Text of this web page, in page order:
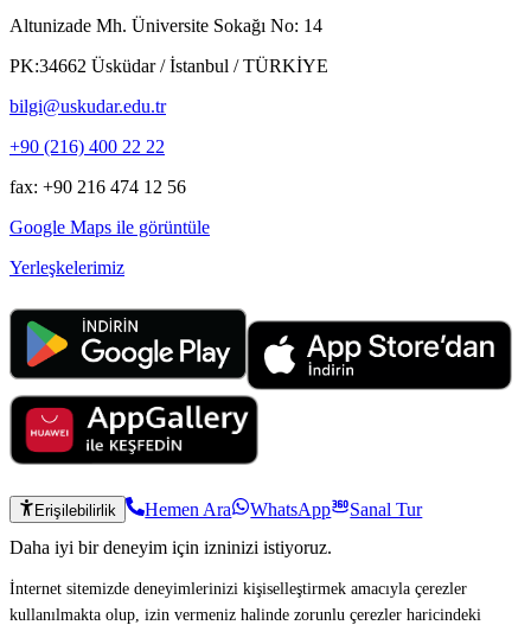
Altunizade Mh. Üniversite Sokağı No: 14
PK:34662 Üsküdar / İstanbul / TÜRKİYE
bilgi@uskudar.edu.tr
+90 (216) 400 22 22
fax: +90 216 474 12 56
Google Maps ile görüntüle
Yerleşkelerimiz
Erişilebilirlik Hemen Ara WhatsApp
Sanal Tur
Daha iyi bir deneyim için izninizi istiyoruz.
İnternet sitemizde deneyimlerinizi kişiselleştirmek amacıyla çerezler
kullanılmakta olup, izin vermeniz halinde zorunlu çerezler haricindeki